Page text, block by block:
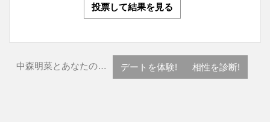
投票して結果を見る
中森明菜とあなたの… デートを体験! 相性を診断!